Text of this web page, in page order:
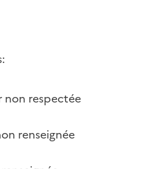
non respectée
renseignée